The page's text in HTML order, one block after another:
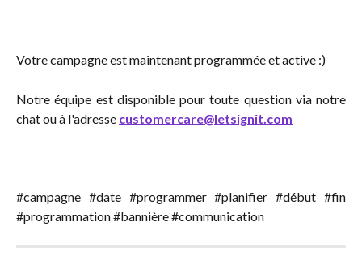
Votre campagne est maintenant programmée et active :)
Notre équipe est disponible pour toute question via notre
chat ou à l'adresse customercare@letsignit.com
#campagne #date #programmer #planifier #début #fin
#programmation #bannière #communication